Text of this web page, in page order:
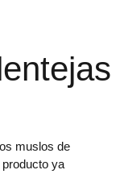
muslos de
ya